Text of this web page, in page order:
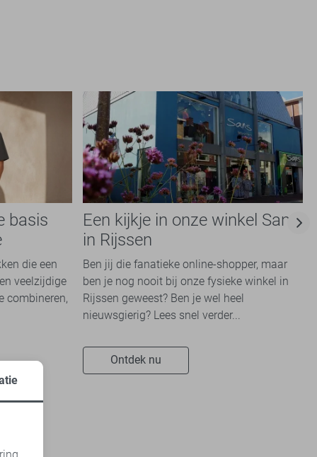
basis
die een
veelzijdige
combineren,
Een kijkje in onze winkel Sans
in Rijssen
Ben jij die fanatieke online-shopper, maar
ben je nog nooit bij onze fysieke winkel in
Rijssen geweest? Ben je wel heel
nieuwsgierig? Lees snel verder...
Ontdek nu